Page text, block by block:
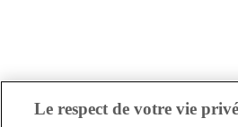
Le respect de votre vie